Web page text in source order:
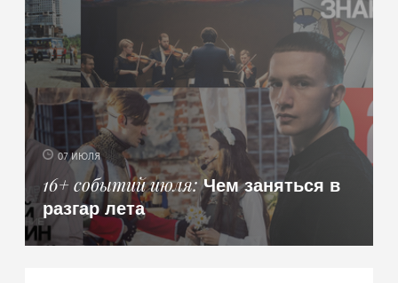
07 ИЮЛЯ
16+ событий июля Чем заняться в
разгар лета